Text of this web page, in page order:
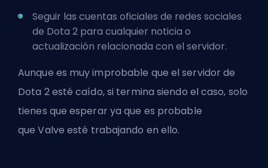
Seguir las cuentas oficiales de redes sociales
de Dota 2 para cualquier noticia o
actualización relacionada con el servidor.
Aunque es muy improbable que el servidor de
Dota 2 esté caído, si termina siendo el caso, solo
tienes que esperar ya que es probable
queValve esté trabajando en ello.